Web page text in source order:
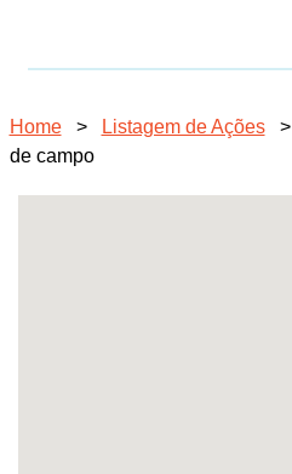
Home > Listagem de Ações >
de campo